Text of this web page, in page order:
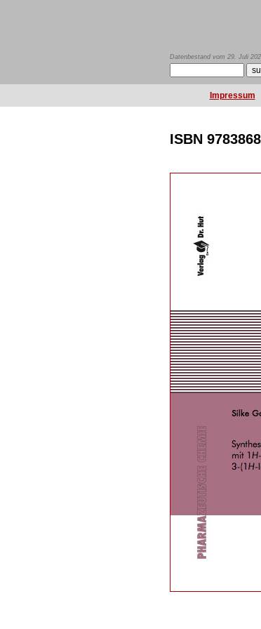
Datenbestand vom 29. Juli
Impressum
ISBN